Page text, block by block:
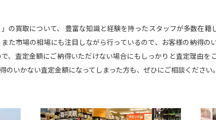
の買取について、 豊富な知識と経験を持ったスタッフが多数在
た市場の相場にも注目しながら行っているので、お客様の納得の
、査定金額にご納得いただけない場合にもしっかりと査定理由を
のいかない査定金額になってしまった方も、ぜひにご相談ください。